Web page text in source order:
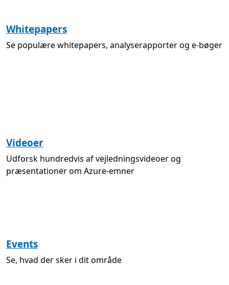
Whitepapers
Se populære whitepapers, analyserapporter og e-bøger
Videoer
Udforsk hundredvis af vejledningsvideoer og
præsentationer om Azure-emner
Events
Se, hvad der sker i dit område